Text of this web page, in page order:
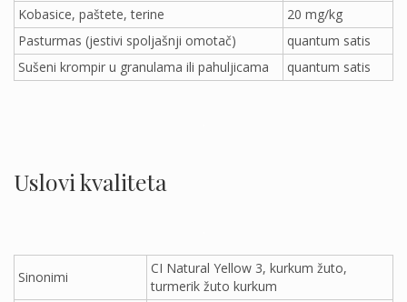
Kobasice, paštete, terine
20 mg/kg
Pasturmas (jestivi spoljašnji omotač)
quantum satis
Sušeni krompir u granulama ili pahuljicama
quantum satis
Uslovi kvaliteta
Sinonimi
CI Natural Yellow 3, kurkum žuto,
turmerik žuto kurkum